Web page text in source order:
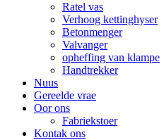
Ratel vas
Verhoog kettinghyser
Betonmenger
Valvanger
opheffing van klampe
Handtrekker
Nuus
Gereelde vrae
Oor ons
Fabriekstoer
Kontak ons